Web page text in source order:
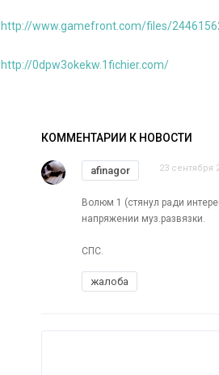
http://www.gamefront.com/files/
http://0dpw3okekw.1fichier.com/
КОММЕНТАРИИ К НОВОСТИ
afinagor 23 сентября
Волюм 1 (стянул ради
напряжении муз.развязки.
СПС.
жалоба